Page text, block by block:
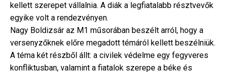
kellett szerepet vállalnia. A diák a legfiatalabb résztvevők
egyike volt a rendezvényen.
Nagy Boldizsár az M1 műsorában beszélt arról, hogy a
versenyzőknek előre megadott témáról kellett beszélniük.
A téma két részből állt: a civilek védelme egy fegyveres
konfliktusban, valamint a fiatalok szerepe a béke és